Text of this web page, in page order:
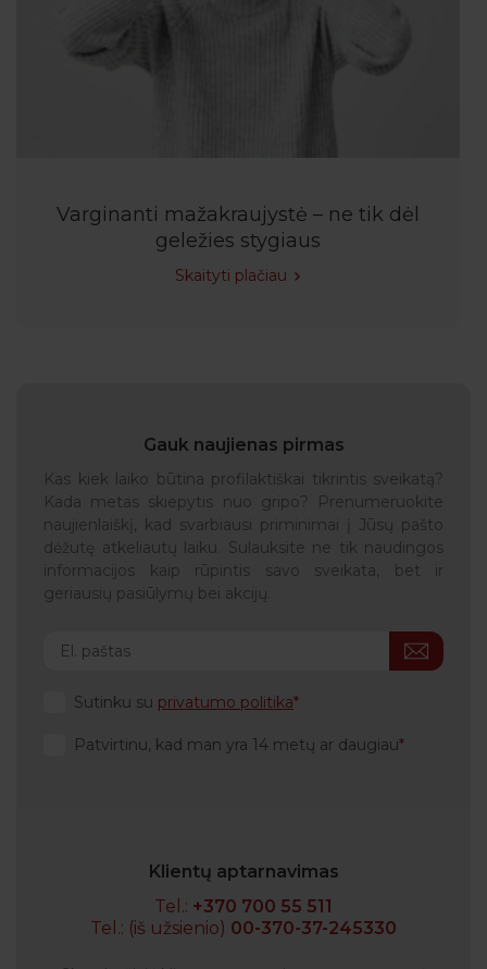
Varginanti mažakraujystė – ne tik dėl
geležies stygiaus
Skaityti plačiau
Gauk naujienas pirmas
Kas kiek laiko būtina profilaktiškai tikrintis sveikatą?
Kada metas skiepytis nuo gripo? Prenumeruokite
naujienlaiškį, kad svarbiausi priminimai į Jūsų pašto
dėžutę atkeliautų laiku. Sulauksite ne tik naudingos
informacijos kaip rūpintis savo sveikata, bet ir
geriausių pasiūlymų bei akcijų.
Sutinku su privatumo politika
Patvirtinu, kad man yra 14 metų ar daugiau
Klientų aptarnavimas
Tel.: +370 700 55 511
Tel.: (iš užsienio) 00-370-37-245330